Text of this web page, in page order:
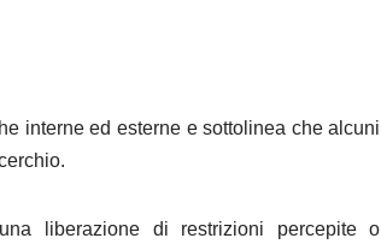
interne ed esterne e sottolinea che alcuni
liberazione di restrizioni percepite o